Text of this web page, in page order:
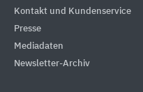
Kontakt und Kundenservice
Presse
Mediadaten
Newsletter-Archiv